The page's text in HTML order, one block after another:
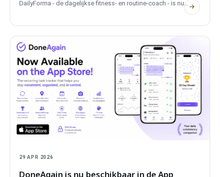
DailyForma - de dagelijkse fitness- en routine-coach - is nu
29 APR 2026
DoneAgain is nu beschikbaar in de App